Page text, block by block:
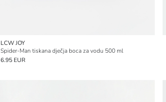
LCW JOY
Spider-Man tiskana dječja boca za vodu 500 ml
6.95 EUR